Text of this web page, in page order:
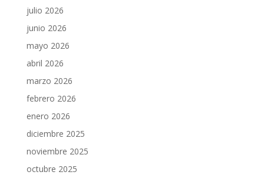
julio 2026
junio 2026
mayo 2026
abril 2026
marzo 2026
febrero 2026
enero 2026
diciembre 2025
noviembre 2025
octubre 2025